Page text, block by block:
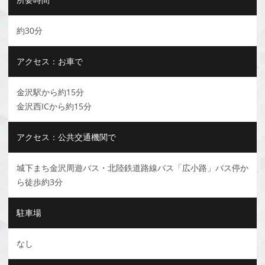
約30分
アクセス：お車で
金沢駅から約15分
金沢西ICから約15分
アクセス：公共交通機関で
城下まち金沢周遊バス・北陸鉄道路線バス「広小路」バス停か
ら徒歩約3分
駐車場
なし